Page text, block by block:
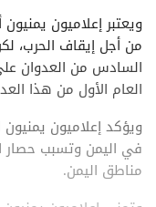
ويعتبر إعلاميون
من أجل إيقاف الحرب،
السادس من العدوان
العام الأول من هذا
ويؤكد إعلاميون يمنيون
في اليمن وتسبب حصار
مناطق اليمن.